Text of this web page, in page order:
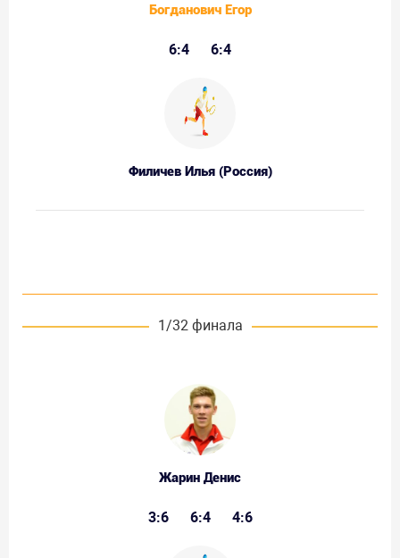
Богданович Егор
6:4 6:4
Филичев Илья (Россия)
1/32 финала
Жарин Денис
3:6 6:4 4:6